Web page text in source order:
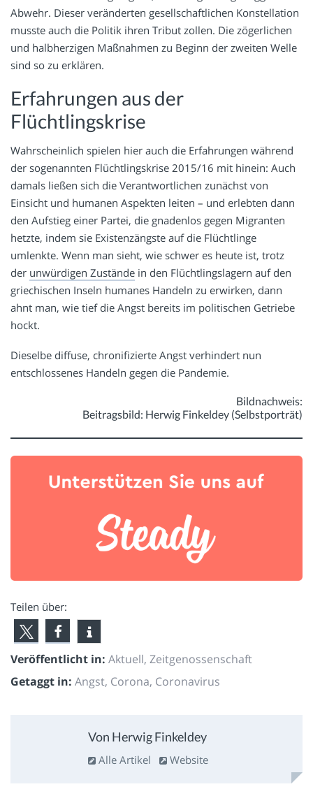
Abwehr. Dieser veränderten gesellschaftlichen Konstellation
musste auch die Politik ihren Tribut zollen. Die zögerlichen
und halbherzigen Maßnahmen zu Beginn der zweiten Welle
sind so zu erklären.
Erfahrungen aus der
Flüchtlingskrise
Wahrscheinlich spielen hier auch die Erfahrungen während
der sogenannten Flüchtlingskrise 2015/16 mit hinein: Auch
damals ließen sich die Verantwortlichen zunächst von
Einsicht und humanen Aspekten leiten – und erlebten dann
den Aufstieg einer Partei, die gnadenlos gegen Migranten
hetzte, indem sie Existenzängste auf die Flüchtlinge
umlenkte. Wenn man sieht, wie schwer es heute ist, trotz
der unwürdigen Zustände in den Flüchtlingslagern auf den
griechischen Inseln humanes Handeln zu erwirken, dann
ahnt man, wie tief die Angst bereits im politischen Getriebe
hockt.
Dieselbe diffuse, chronifizierte Angst verhindert nun
entschlossenes Handeln gegen die Pandemie.
Bildnachweis:
Beitragsbild: Herwig Finkeldey (Selbstporträt)
Teilen über:
Veröffentlicht in: Aktuell, Zeitgenossenschaft
Getaggt in: Angst, Corona, Coronavirus
Von Herwig Finkeldey
Alle Artikel Website